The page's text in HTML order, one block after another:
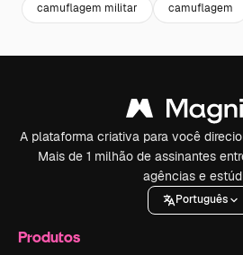
camuflagem militar camuflagem
A plataforma criativa para você
Mais de 1 milhão de assinantes
agências e
Português
Produtos